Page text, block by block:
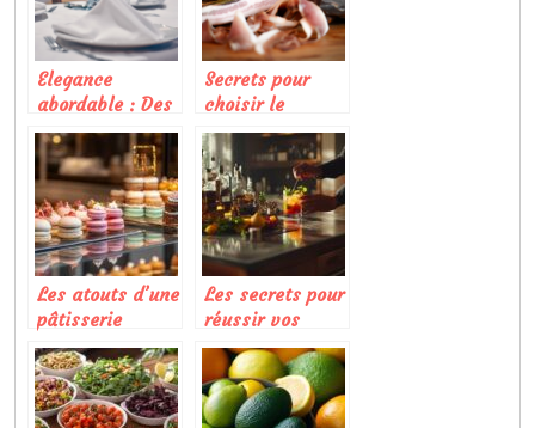
Elegance
abordable : Des
ronds de
serviette pas
chers pour
sublimer votre
table
Secrets pour
choisir le
meilleur jambon
cru pour vos
recettes
gourmandes
Les atouts d’une
pâtisserie
réussie :
l’importance du
visuel
Les secrets pour
réussir vos
cocktails
maison